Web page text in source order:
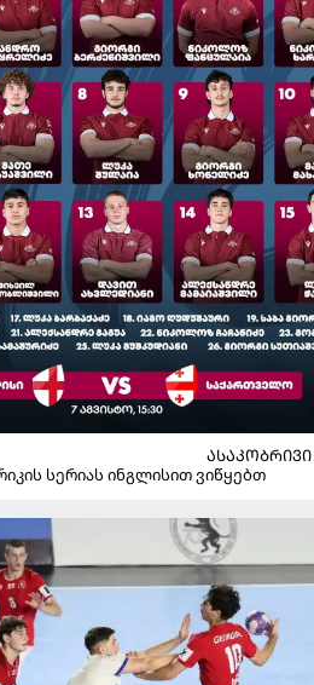
სერიას ინგლისით ვიწყებთ